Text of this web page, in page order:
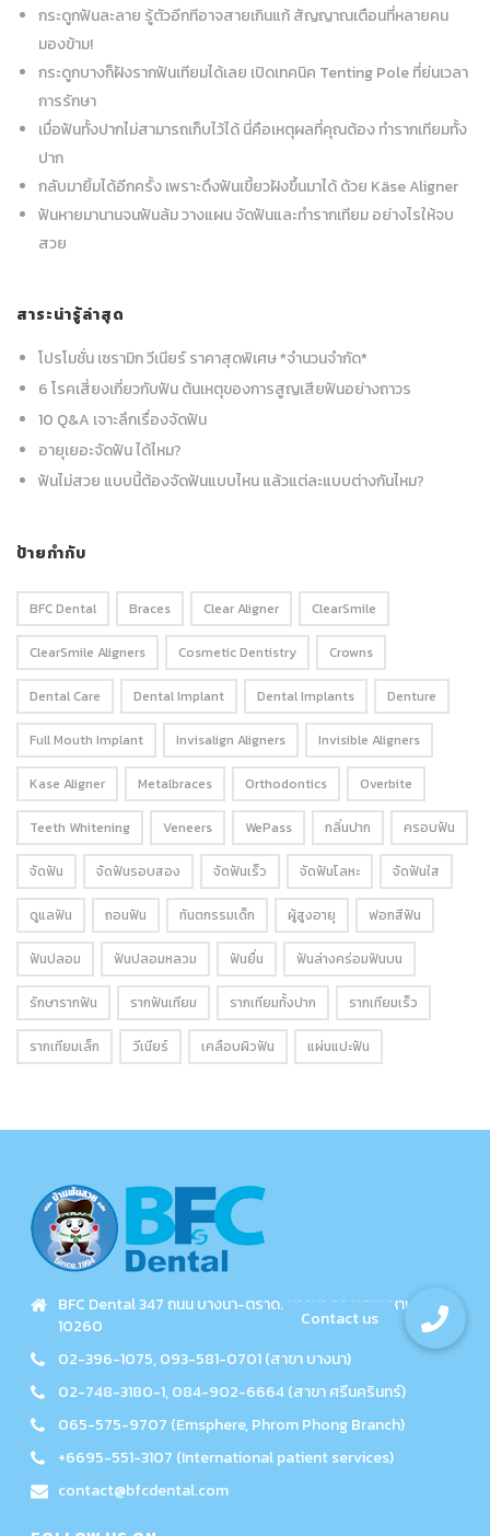
กระดูกฟันละลาย รู้ตัวอีกทีอาจสายเกินแก้ สัญญาณเตือนที่หลายคน
มองข้าม!
กระดูกบางก็ฝังรากฟันเทียมได้เลย เปิดเทคนิค Tenting Pole ที่ย่นเวลา
การรักษา
เมื่อฟันทั้งปากไม่สามารถเก็บไว้ได้ นี่คือเหตุผลที่คุณต้อง ทำรากเทียมทั้ง
ปาก
กลับมายิ้มได้อีกครั้ง เพราะดึงฟันเขี้ยวฝังขึ้นมาได้ ด้วย Käse Aligner
ฟันหายมานานจนฟันล้ม วางแผน จัดฟันและทำรากเทียม อย่างไรให้จบ
สวย
สาระน่ารู้ล่าสุด
โปรโมชั่น เซรามิก วีเนียร์ ราคาสุดพิเศษ *จำนวนจำกัด*
6 โรคเสี่ยงเกี่ยวกับฟัน ต้นเหตุของการสูญเสียฟันอย่างถาวร
10 Q&A เจาะลึกเรื่องจัดฟัน
อายุเยอะจัดฟัน ได้ไหม?
ฟันไม่สวย แบบนี้ต้องจัดฟันแบบไหน แล้วแต่ละแบบต่างกันไหม?
ป้ายกำกับ
BFC Dental Braces Clear Aligner ClearSmile
ClearSmile Aligners Cosmetic Dentistry Crowns
Dental Care Dental Implant Dental Implants Denture
Full Mouth Implant Invisalign Aligners Invisible Aligners
Kase Aligner Metalbraces Orthodontics Overbite
Teeth Whitening Veneers WePass กลิ่นปาก ครอบฟัน
จัดฟัน จัดฟันรอบสอง จัดฟันเร็ว จัดฟันโลหะ จัดฟันใส
ดูแลฟัน ถอนฟัน ทันตกรรมเด็ก ผู้สูงอายุ ฟอกสีฟัน
ฟันปลอม ฟันปลอมหลวม ฟันยื่น ฟันล่างคร่อมฟันบน
รักษารากฟัน รากฟันเทียม รากเทียมทั้งปาก รากเทียมเร็ว
รากเทียมเล็ก วีเนียร์ เคลือบผิวฟัน แผ่นแปะฟัน
BFC Dental 347 ถนน บางนา-ตราด. บางนา กรุงเทพมหานคร
10260
02-396-1075, 093-581-0701 (สาขา บางนา)
02-748-3180-1, 084-902-6664 (สาขา ศรีนครินทร์)
065-575-9707 (Emsphere, Phrom Phong Branch)
+6695-551-3107 (International patient services)
contact@bfcdental.com